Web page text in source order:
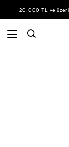
20.000 TL ve üzeri